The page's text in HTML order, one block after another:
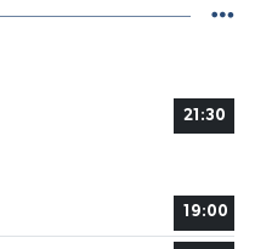
21:30
19:00